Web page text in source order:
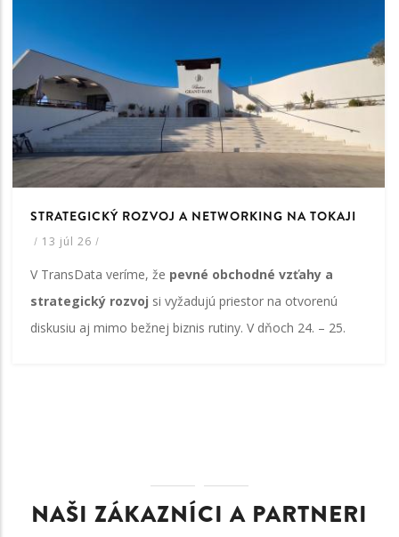
STRATEGICKÝ ROZVOJ A NETWORKING NA TOKAJI
/ 13 júl 26/
V TransData veríme, že pevné obchodné vzťahy a
strategický rozvoj si vyžadujú priestor na otvorenú
diskusiu aj mimo bežnej biznis rutiny. V dňoch 24. – 25.
NAŠI ZÁKAZNÍCI A PARTNERI